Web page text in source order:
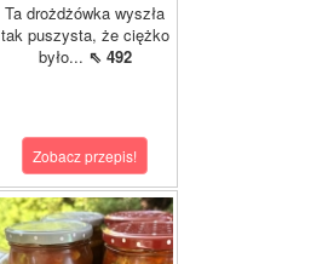
Ta drożdżówka wyszła
tak puszysta, że ciężko
było... ⇖ 492
Zobacz przepis!